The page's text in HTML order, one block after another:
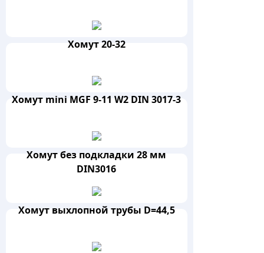
Хомут 20-32
Хомут mini MGF 9-11 W2 DIN 3017-3
Хомут без подкладки 28 мм
DIN3016
Хомут выхлопной трубы D=44,5